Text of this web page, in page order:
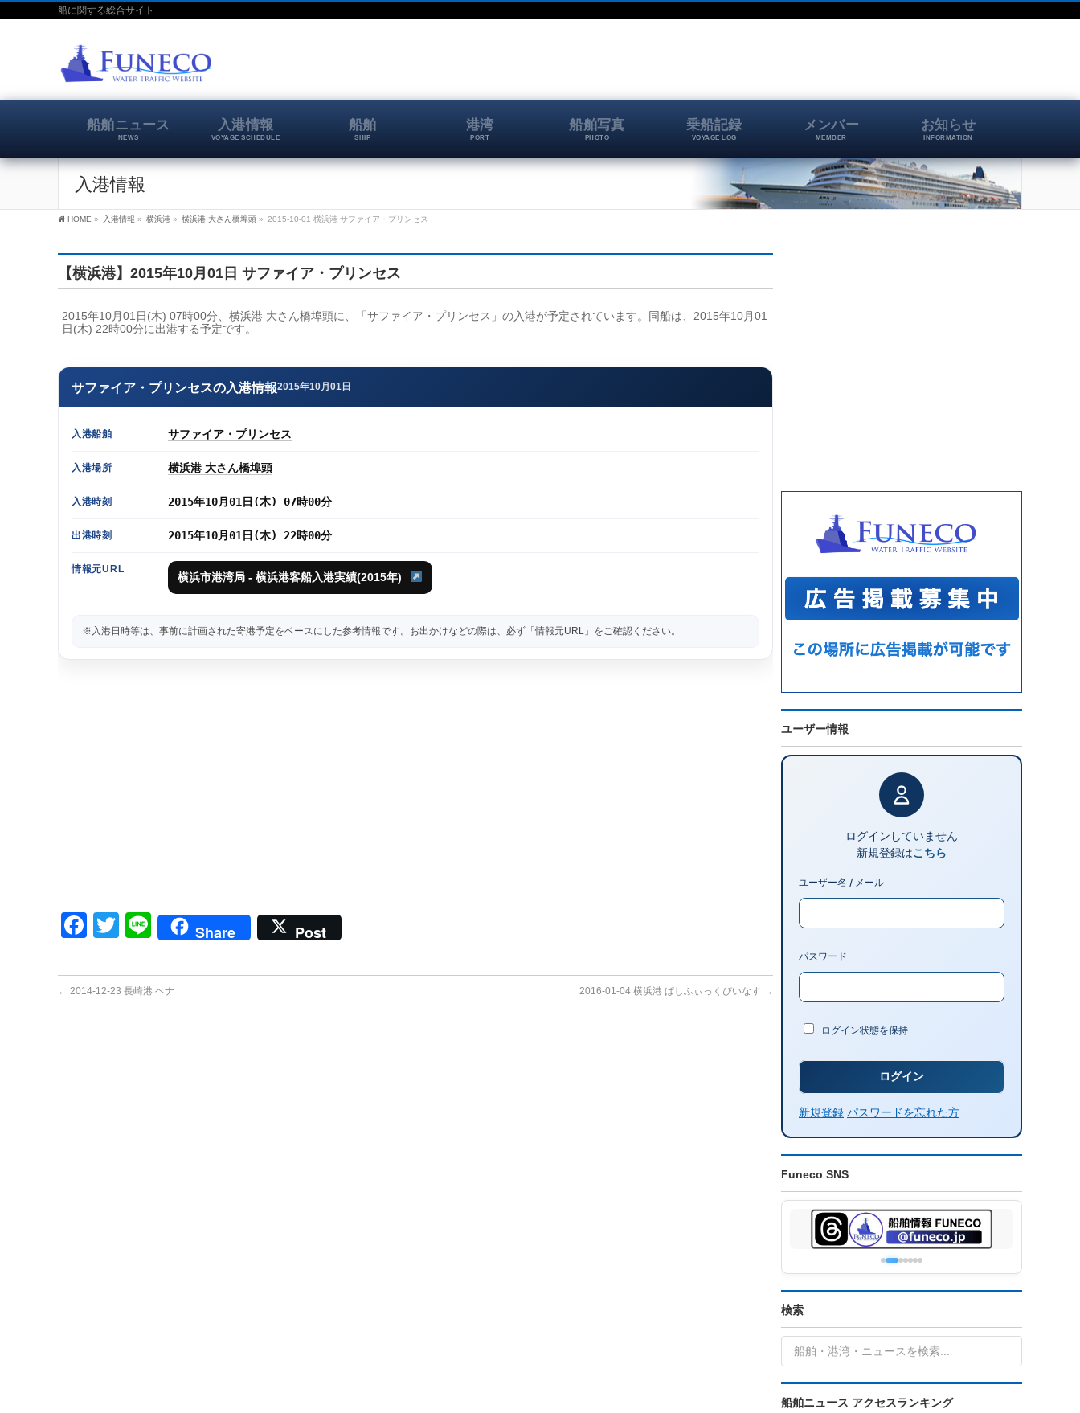
船に関する総合サイト
船舶ニュース
NEWS
入港情報
VOYAGE SCHEDULE
船舶
SHIP
港湾
PORT
船舶写真
PHOTO
乗船記録
VOYAGE LOG
メンバー
MEMBER
お知らせ
INFORMATION
入港情報
HOME » 入港情報 » 横浜港 » 横浜港 大さん橋埠頭 » 2015-10-01 横浜港 サファイア・プリンセス
【横浜港】2015年10月01日 サファイア・プリンセス
2015年10月01日(木) 07時00分、横浜港 大さん橋埠頭に、「サファイア・プリンセス」の入港が予定されています。同船は、2015年10月01
日(木) 22時00分に出港する予定です。
サファイア・プリンセスの入港情報2015年10月01日
入港船舶 サファイア・プリンセス
入港場所 横浜港 大さん橋埠頭
入港時刻 2015年10月01日(木) 07時00分
出港時刻 2015年10月01日(木) 22時00分
情報元URL
横浜市港湾局 - 横浜港客船入港実績(2015年)
※入港日時等は、事前に計画された寄港予定をベースにした参考情報です。お出かけなどの際は、必ず「情報元URL」をご確認ください。
Facebook
Twitter
LineShare Post
← 2014-12-23 長崎港 ヘナ 2016-01-04 横浜港 ぱしふぃっくびいなす →
ユーザー情報
ログインしていません
新規登録はこちら
ユーザー名 / メール
パスワード
ログイン状態を保持
新規登録 パスワードを忘れた方
Funeco SNS
検索
船舶ニュース アクセスランキング